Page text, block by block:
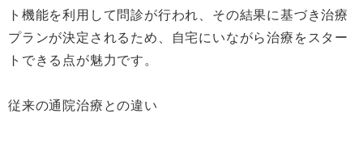
ト機能を利用して問診が行われ、その結果に基づき治療
プランが決定されるため、自宅にいながら治療をスター
トできる点が魅力です。
従来の通院治療との違い